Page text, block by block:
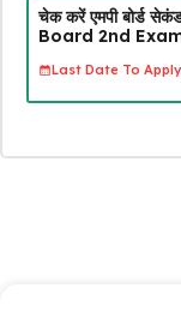
चेक करें एमपी बोर्ड
Board 2nd
Last Date To